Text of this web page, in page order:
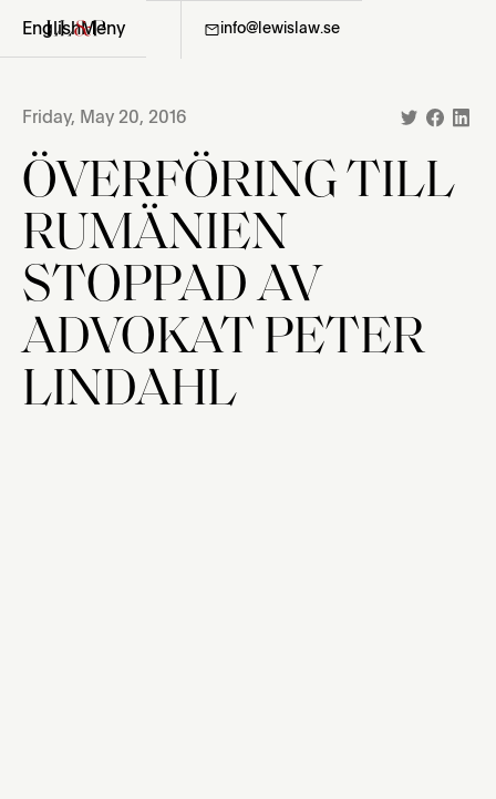
EnglishMeny
08-411 36 06 info@lewislaw.se
Friday, May 20, 2016
ÖVERFÖRING TILL
RUMÄNIEN
STOPPAD AV
ADVOKAT PETER
LINDAHL